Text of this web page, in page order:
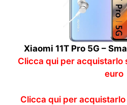
Xiaomi 11T Pro 5G –
Clicca qui per acquistarlo
euro
Clicca qui per